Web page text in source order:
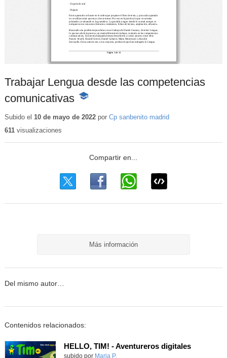
Trabajar Lengua desde las competencias
comunicativas -
educativo
Subido el 10 de mayo de 2022por Cp sanbenito madrid
611visualizaciones
Más información
Del mismo autor…
Contenidos relacionados:
HELLO, TIM! - Aventureros digitales
Contenido educativo.
subido por Maria P.